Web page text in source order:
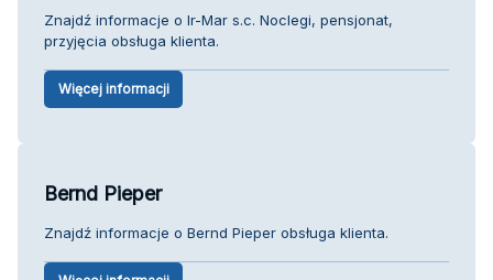
Znajdź informacje o Ir-Mar s.c. Noclegi, pensjonat,
przyjęcia obsługa klienta.
Więcej informacji
Bernd Pieper
Znajdź informacje o Bernd Pieper obsługa klienta.